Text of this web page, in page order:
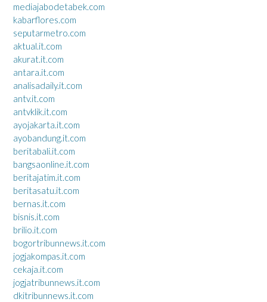
mediajabodetabek.com
kabarflores.com
seputarmetro.com
aktual.it.com
akurat.it.com
antara.it.com
analisadaily.it.com
antv.it.com
antvklik.it.com
ayojakarta.it.com
ayobandung.it.com
beritabali.it.com
bangsaonline.it.com
beritajatim.it.com
beritasatu.it.com
bernas.it.com
bisnis.it.com
brilio.it.com
bogortribunnews.it.com
jogjakompas.it.com
cekaja.it.com
jogjatribunnews.it.com
dkitribunnews.it.com